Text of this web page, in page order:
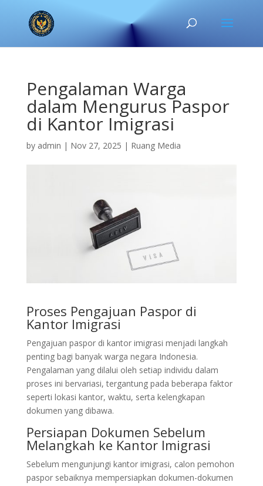
Pengalaman Warga
dalam Mengurus Paspor
di Kantor Imigrasi
by admin | Nov 27, 2025 | Ruang Media
Proses Pengajuan Paspor di
Kantor Imigrasi
Pengajuan paspor di kantor imigrasi menjadi langkah
penting bagi banyak warga negara Indonesia.
Pengalaman yang dilalui oleh setiap individu dalam
proses ini bervariasi, tergantung pada beberapa faktor
seperti lokasi kantor, waktu, serta kelengkapan
dokumen yang dibawa.
Persiapan Dokumen Sebelum
Melangkah ke Kantor Imigrasi
Sebelum mengunjungi kantor imigrasi, calon pemohon
paspor sebaiknya mempersiapkan dokumen-dokumen